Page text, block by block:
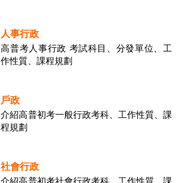
人事行政
高普考人事行政 考試科目、分發單位、工
作性質、課程規劃
戶政
介紹高普初考一般行政考科、工作性質、課
程規劃
社會行政
介紹高普初考社會行政考科、工作性質、課